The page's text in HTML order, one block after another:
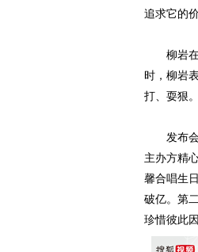
追求它的
柳岩在
时，柳岩
打、耍狠
发布会
主办方精
馨合唱生
破亿。第
珍惜彼此